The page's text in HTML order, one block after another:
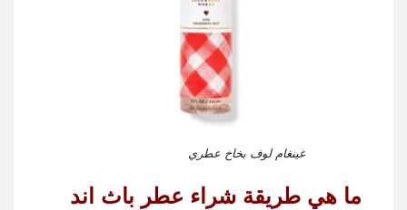
غينغام لوف بخاخ عطري
ما هي طريقة شراء عطر باث اند